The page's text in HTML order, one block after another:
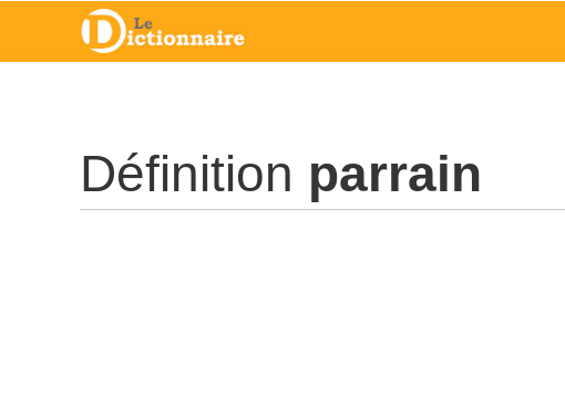
Définition parrain